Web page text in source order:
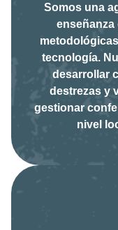
Somos una
enseñanza
tecnología.
desarrollar
destrezas y
gestionar
nivel